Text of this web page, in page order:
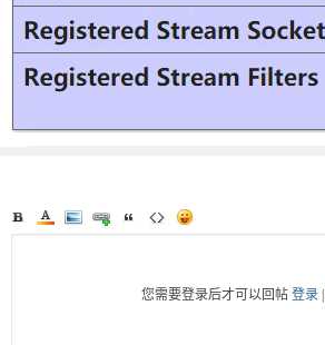
您需要登录后才可以回帖登录